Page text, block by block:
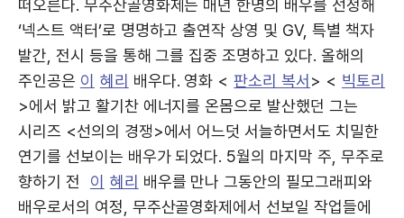
떠오른다. 무주산골영화제는 매년 한명의 배우를 선정해
‘넥스트 액터’로 명명하고 출연작 상영 및 GV, 특별 책자
발간, 전시 등을 통해 그를 집중 조명하고 있다. 올해의
주인공은 이 혜리 배우다. 영화 < 판소리 복서> < 빅토리
>에서 밝고 활기찬 에너지를 온몸으로 발산했던 그는
시리즈 <선의의 경쟁>에서 어느덧 서늘하면서도 치밀한
연기를 선보이는 배우가 되었다. 5월의 마지막 주, 무주로
향하기 전
이 혜리 배우를 만나 그동안의 필모그래피와
배우로서의 여정, 무주산골영화제에서 선보일 작업들에